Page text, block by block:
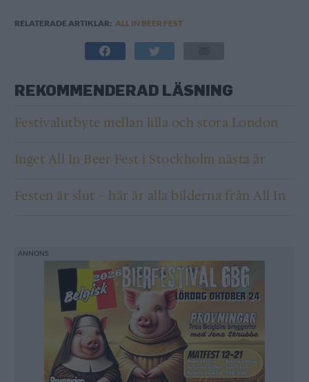
RELATERADE ARTIKLAR: ALL IN BEER FEST
REKOMMENDERAD LÄSNING
Festivalutbyte mellan lilla och stora London
Inget All In Beer Fest i Stockholm nästa år
Festen är slut – här är alla bilderna från All In